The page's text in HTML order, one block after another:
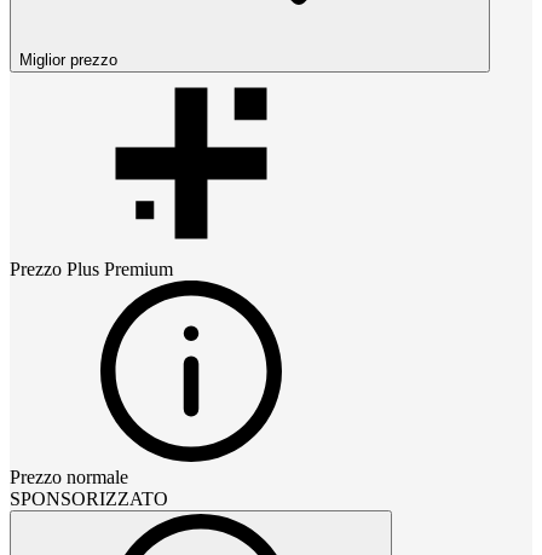
Miglior prezzo
Prezzo Plus Premium
Prezzo normale
SPONSORIZZATO